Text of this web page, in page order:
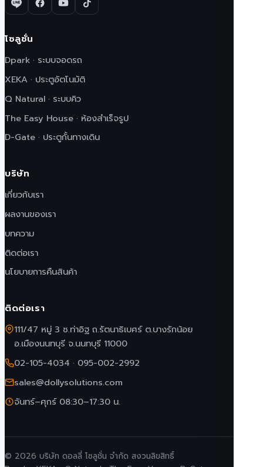
โซลูชั่น
Dpark · ระบบจอดรถ
XEKA · ประตูอัตโนมัติ
Q Natural · ระบบคิว
The Easy House · ห้องสำเร็จรูป
D-Gate · ประตูกั้นทางเดิน
บริษัท
เกี่ยวกับเรา
ผลงานของเรา
บทความ
ติดต่อเรา
นโยบายการคืนสินค้า
ติดต่อเรา
111/47 หมู่ 3 ซ.ท่าอิฐ ถ.รัตนาธิเบศร์ ต.บางรักน้อย
อ.เมืองนนทบุรี จ.นนทบุรี 11000
02-105-4034 · 095-002-2992
sales@dollysolutions.com
จันทร์–ศุกร์ 08:30–17:30 น.
© 2026 บริษัท ดอลลี่ โซลูชั่น จำกัด สงวนลิขสิทธิ์